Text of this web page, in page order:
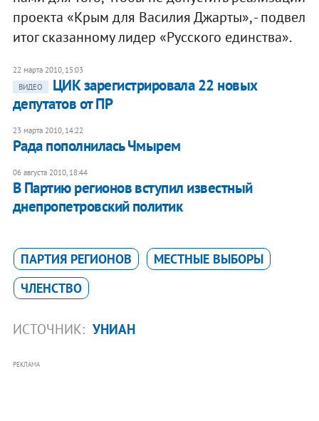
проекта «Крым для Василия Джарты», - подвел
итог сказанному лидер «Русского единства».
22 марта 2010, 15:03
ВИДЕО
ЦИК зарегистрировала 22 новых
депутатов от ПР
23 марта 2010, 14:22
Рада пополнилась Чмырем
06 августа 2010, 18:44
В Партию регионов вступил известный
днепропетровский политик
ПАРТИЯ РЕГИОНОВ
МЕСТНЫЕ ВЫБОРЫ
ЧЛЕНСТВО
ИСТОЧНИК: УНИАН
РЕКЛАМА